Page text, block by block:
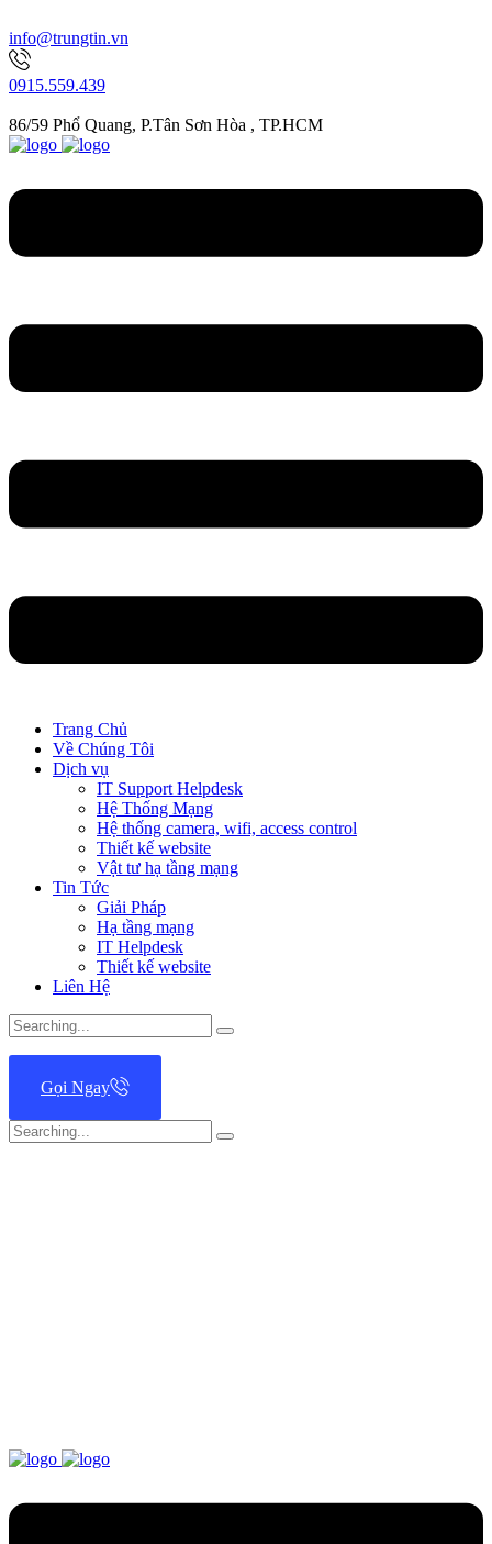
info@trungtin.vn
0915.559.439
86/59 Phổ Quang, P.Tân Sơn Hòa , TP.HCM
Trang Chủ
Về Chúng Tôi
Dịch vụ
IT Support Helpdesk
Hệ Thống Mạng
Hệ thống camera, wifi, access control
Thiết kế website
Vật tư hạ tầng mạng
Tin Tức
Giải Pháp
Hạ tầng mạng
IT Helpdesk
Thiết kế website
Liên Hệ
Search
for:
Gọi Ngay
Search
for: